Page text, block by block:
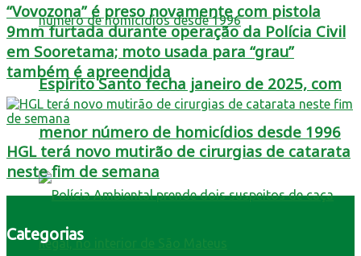
Espírito Santo fecha janeiro de 2025, com
menor número de homicídios desde 1996
“Vovozona” é preso novamente com pistola
9mm furtada durante operação da Polícia Civil
em Sooretama; moto usada para “grau”
também é apreendida
HGL terá novo mutirão de cirurgias de catarata
neste fim de semana
Categorias